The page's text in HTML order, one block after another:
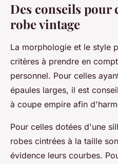
Des conseils pour
robe vintage
La morphologie et le style
critères à prendre en
personnel. Pour celles
épaules larges, il est
à coupe empire afin
Pour celles dotées d'une
robes cintrées à la taille
évidence leurs courbes.